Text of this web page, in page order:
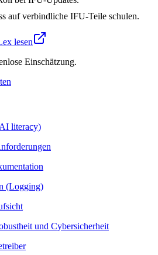
auf verbindliche IFU-Teile schulen.
lesen
Einschätzung.
literacy)
(Logging)
und Cybersicherheit